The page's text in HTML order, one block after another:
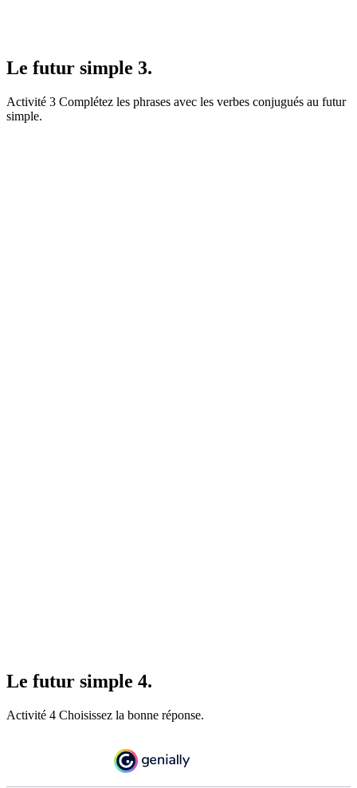
Le futur simple 3.
Activité 3 Complétez les phrases avec les verbes conjugués au futur
simple.
Le futur simple 4.
Activité 4 Choisissez la bonne réponse.